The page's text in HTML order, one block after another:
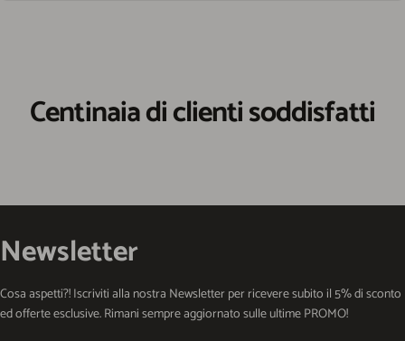
Centinaia di clienti soddisfatti
Newsletter
Cosa aspetti?! Iscriviti alla nostra Newsletter per ricevere subito il 5% di sconto
ed offerte esclusive. Rimani sempre aggiornato sulle ultime PROMO!